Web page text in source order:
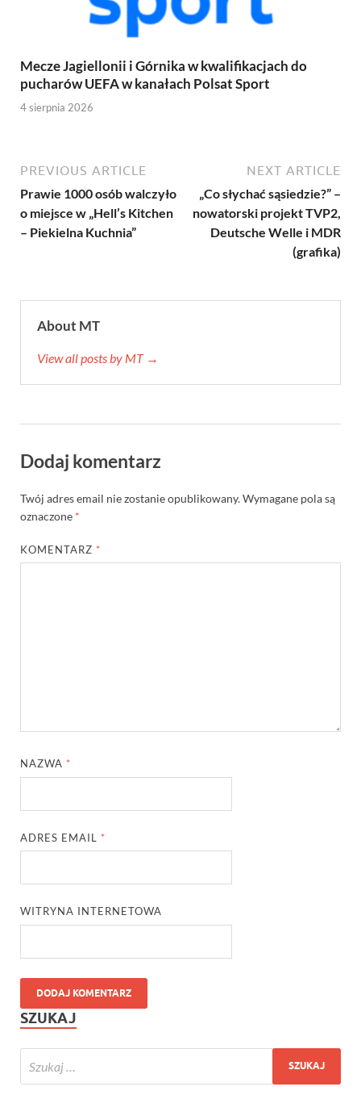
Mecze Jagiellonii i Górnika w kwalifikacjach do
pucharów UEFA w kanałach Polsat Sport
4 sierpnia 2026
PREVIOUS ARTICLE
Prawie 1000 osób walczyło
o miejsce w „Hell’s Kitchen
– Piekielna Kuchnia”
NEXT ARTICLE
„Co słychać sąsiedzie?” –
nowatorski projekt TVP2,
Deutsche Welle i MDR
(grafika)
About MT
View all posts by MT →
Dodaj komentarz
Twój adres email nie zostanie opublikowany.Wymagane pola są
oznaczone *
KOMENTARZ *
NAZWA *
ADRES EMAIL *
WITRYNA INTERNETOWA
SZUKAJ